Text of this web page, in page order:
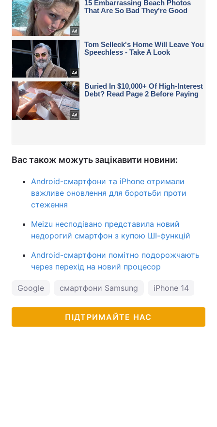
Вас також можуть зацікавити новини:
Android-смартфони та iPhone отримали
важливе оновлення для боротьби проти
стеження
Meizu несподівано представила новий
недорогий смартфон з купою ШІ-функцій
Android-смартфони помітно подорожчають
через перехід на новий процесор
Google смартфони Samsung iPhone 14
ПІДТРИМАЙТЕ НАС